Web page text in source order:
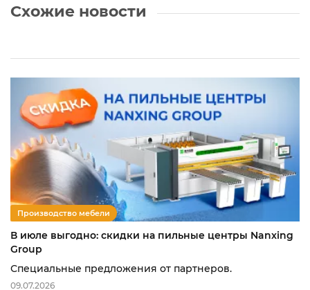
Схожие новости
Производство мебели
В июле выгодно: скидки на пильные центры Nanxing
Group
Специальные предложения от партнеров.
09.07.2026